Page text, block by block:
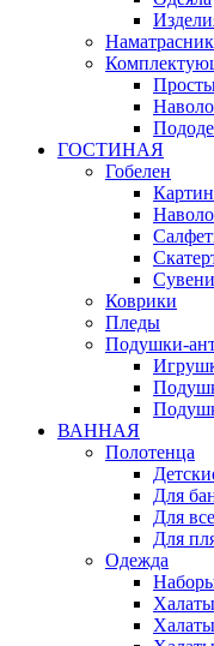
ГОСТИНАЯ
Гобелен
Коврики
Пледы
Подушки-
ВАННАЯ
Полотенца
Для
Для
Для
Одежда